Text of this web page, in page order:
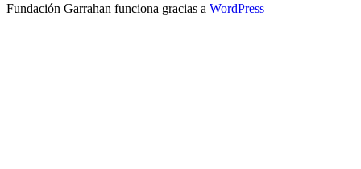
Fundación Garrahan funciona gracias a WordPress